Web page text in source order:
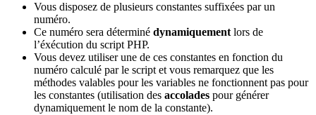
Vous disposez de plusieurs constantes suffixées par un
numéro.
Ce numéro sera déterminé dynamiquement lors de
l’éxécution du script PHP.
Vous devez utiliser une de ces constantes en fonction du
numéro calculé par le script et vous remarquez que les
méthodes valables pour les variables ne fonctionnent pas pour
les constantes (utilisation des accolades pour générer
dynamiquement le nom de la constante).